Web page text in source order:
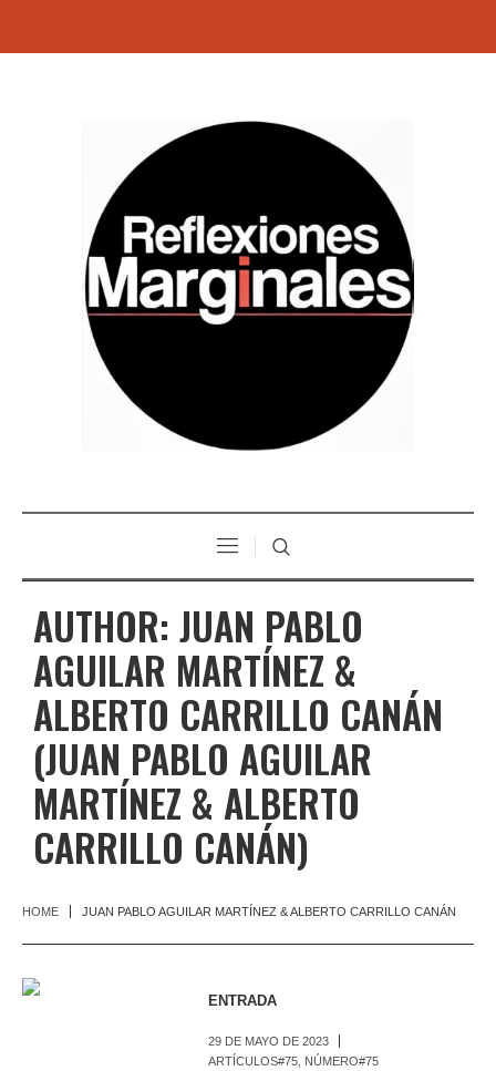
AUTHOR: JUAN PABLO
AGUILAR MARTÍNEZ &
ALBERTO CARRILLO CANÁN
(JUAN PABLO AGUILAR
MARTÍNEZ & ALBERTO
CARRILLO CANÁN)
HOME JUAN PABLO AGUILAR MARTÍNEZ & ALBERTO CARRILLO CANÁN
ENTRADA
29 DE MAYO DE 2023
ARTÍCULOS#75 NÚMERO#75